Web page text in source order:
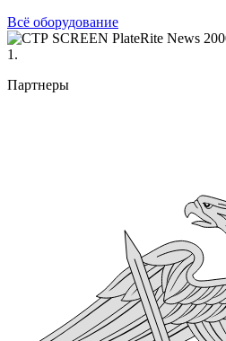
Всё оборудование
1.
Партнеры